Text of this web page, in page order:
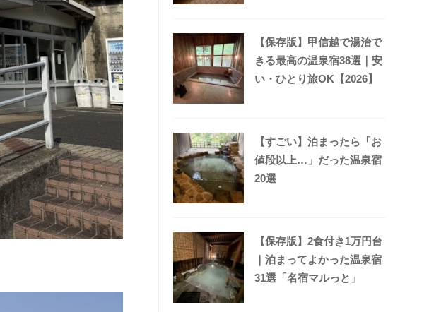
【保存版】甲信越で湯治で
きる最高の温泉宿38選｜安
い・ひとり旅OK【2026】
【すごい】泊まったら「お
値段以上…」だった温泉宿
20選
【保存版】2食付き1万円台
｜泊まってよかった温泉宿
31選「名宿マルっと」